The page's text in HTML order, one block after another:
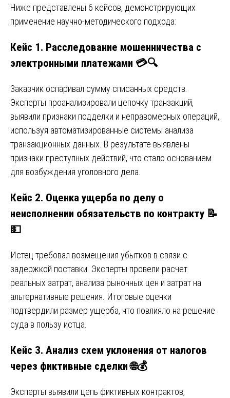
Ниже представлены 6 кейсов, демонстрирующих
применение научно-методического подхода:
Кейc 1. Расследование мошенничества с
электронными платежами 💳🔍
Заказчик оспаривал сумму списанных средств.
Эксперты проанализировали цепочку транзакций,
выявили признаки подделки и неправомерных операций,
используя автоматизированные системы анализа
транзакционных данных. В результате выявлены
признаки преступных действий, что стало основанием
для возбуждения уголовного дела.
Кейc 2. Оценка ущерба по делу о
неисполнении обязательств по контракту 📝
💵
Истец требовал возмещения убытков в связи с
задержкой поставки. Эксперты провели расчет
реальных затрат, анализа рыночных цен и затрат на
альтернативные решения. Итоговые оценки
подтвердили размер ущерба, что повлияло на решение
суда в пользу истца.
Кейc 3. Анализ схем уклонения от налогов
через фиктивные сделки 🌐💰
Эксперты выявили цепь фиктивных контрактов,